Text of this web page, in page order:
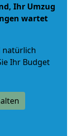
Ihr Umzug
wartet
natürlich
Ihr Budget